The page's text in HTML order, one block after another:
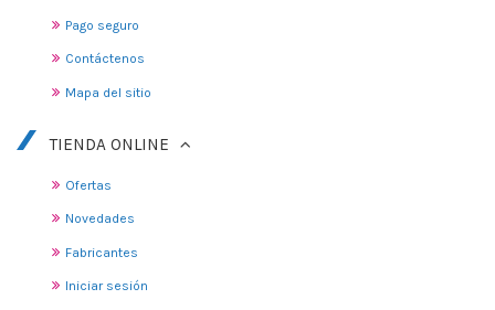
Pago seguro
Contáctenos
Mapa del sitio
TIENDA ONLINE
Ofertas
Novedades
Fabricantes
Iniciar sesión